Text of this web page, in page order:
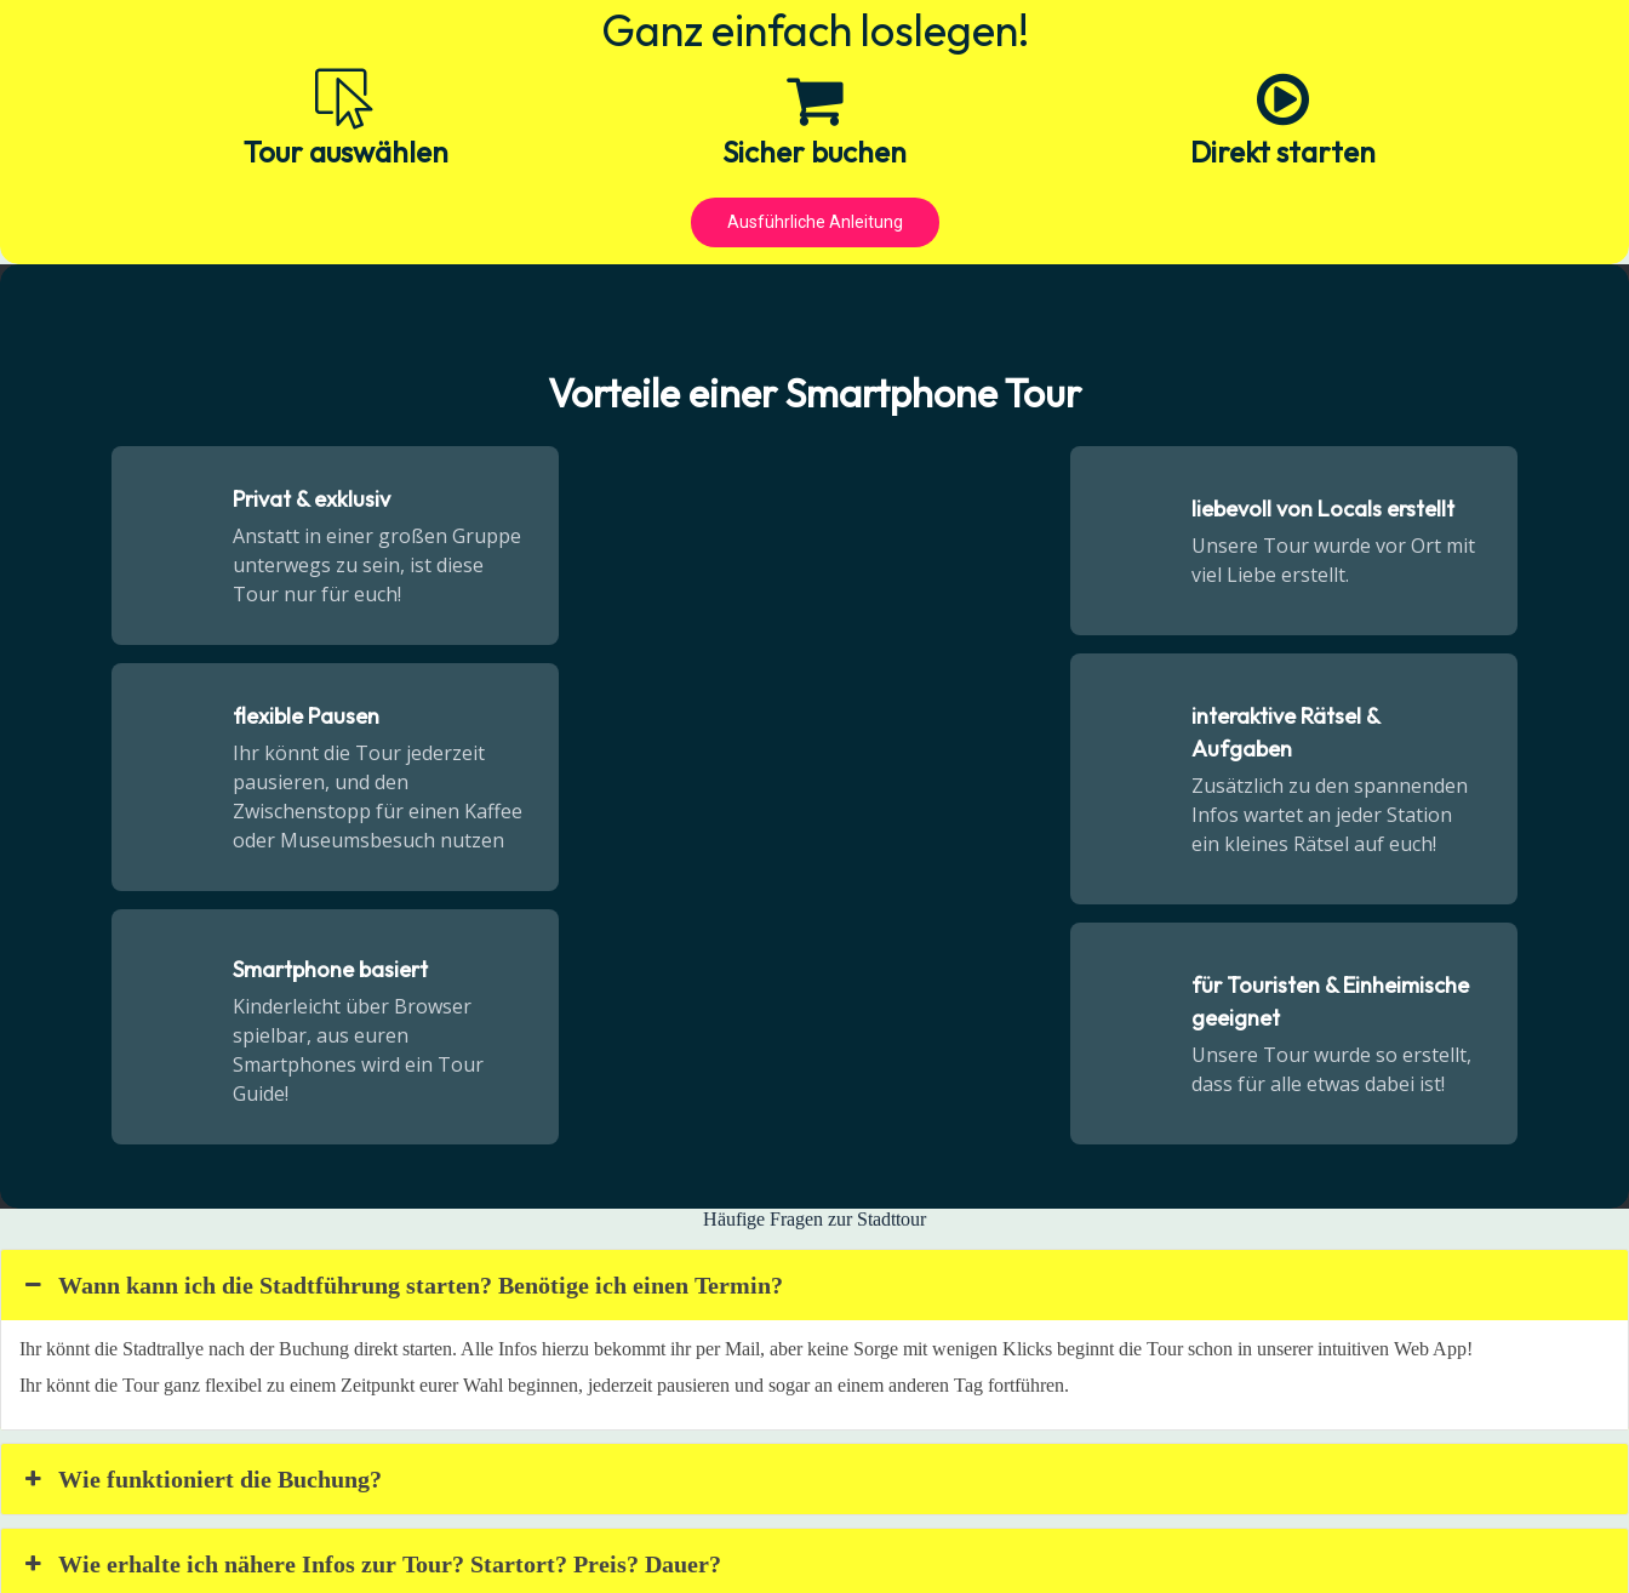
Ganz einfach loslegen!
Tour auswählen Sicher buchen Direkt starten
Ausführliche Anleitung
Vorteile einer Smartphone Tour
Privat & exklusiv
Anstatt in einer großen Gruppe
unterwegs zu sein, ist diese
Tour nur für euch!
flexible Pausen
Ihr könnt die Tour jederzeit
pausieren, und den
Zwischenstopp für einen Kaffee
oder Museumsbesuch nutzen
Smartphone basiert
Kinderleicht über Browser
spielbar, aus euren
Smartphones wird ein Tour
Guide!
liebevoll von Locals erstellt
Unsere Tour wurde vor Ort mit
viel Liebe erstellt.
interaktive Rätsel &
Aufgaben
Zusätzlich zu den spannenden
Infos wartet an jeder Station
ein kleines Rätsel auf euch!
für Touristen & Einheimische
geeignet
Unsere Tour wurde so erstellt,
dass für alle etwas dabei ist!
Häufige Fragen zur Stadttour
Wann kann ich die Stadtführung starten? Benötige ich einen Termin?
Ihr könnt die Stadtrallye nach der Buchung direkt starten. Alle Infos hierzu bekommt ihr per Mail, aber keine Sorge mit wenigen Klicks beginnt die Tour schon in unserer intuitiven Web App!
Ihr könnt die Tour ganz flexibel zu einem Zeitpunkt eurer Wahl beginnen, jederzeit pausieren und sogar an einem anderen Tag fortführen.
Wie funktioniert die Buchung?
Wie erhalte ich nähere Infos zur Tour? Startort? Preis? Dauer?